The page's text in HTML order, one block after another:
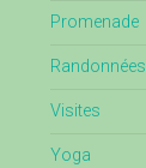
Promenade
Randonnées
Visites
Yoga